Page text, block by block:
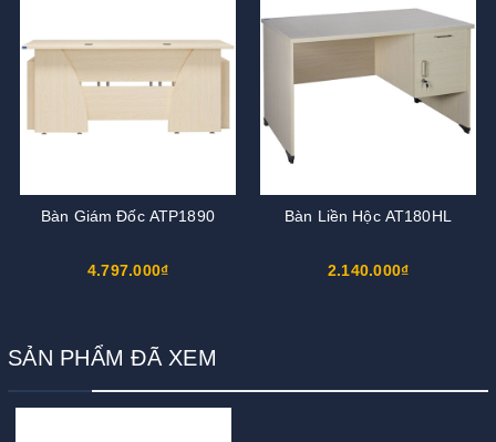
Bàn Giám Đốc ATP1890
4.797.000₫
Bàn Liền Hộc AT180HL
2.140.000₫
SẢN PHẨM ĐÃ XEM